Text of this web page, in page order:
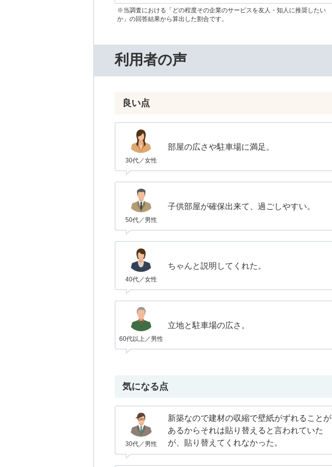
※当調査における「どの程度その企業のサービスを友人・知人に推奨したい
か」の回答結果から算出した割合です。
利用者の声
良い点
30代／女性
部屋の広さや駐車場に満足。
50代／男性
子供部屋が確保出来て、過ごしやすい。
40代／女性
ちゃんと説明してくれた。
60代以上／男性
立地と駐車場の広さ。
気になる点
30代／男性
新築なので建材の収縮で壁紙がずれることが
あるからそれは貼り替えると言われていた
が、貼り替えてくれなかった。